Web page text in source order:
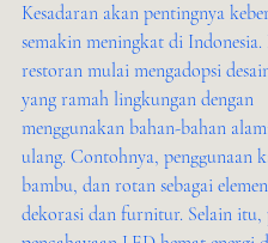
Kesadaran akan pentingnya
semakin meningkat di Indonesia.
restoran mulai mengadopsi
yang ramah lingkungan dengan
menggunakan bahan-bahan
ulang. Contohnya, penggunaan
bambu, dan rotan sebagai
dekorasi dan furnitur. Selain itu,